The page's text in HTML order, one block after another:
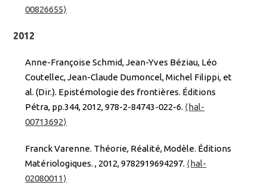
00826655⟩
2012
Anne-Françoise Schmid, Jean-Yves Béziau, Léo
Coutellec, Jean-Claude Dumoncel, Michel Filippi, et
al. (Dir.). Epistémologie des frontières. Éditions
Pétra, pp.344, 2012, 978-2-84743-022-6. ⟨hal-
00713692⟩
Franck Varenne. Théorie, Réalité, Modèle. Éditions
Matériologiques., 2012, 9782919694297. ⟨hal-
02080011⟩